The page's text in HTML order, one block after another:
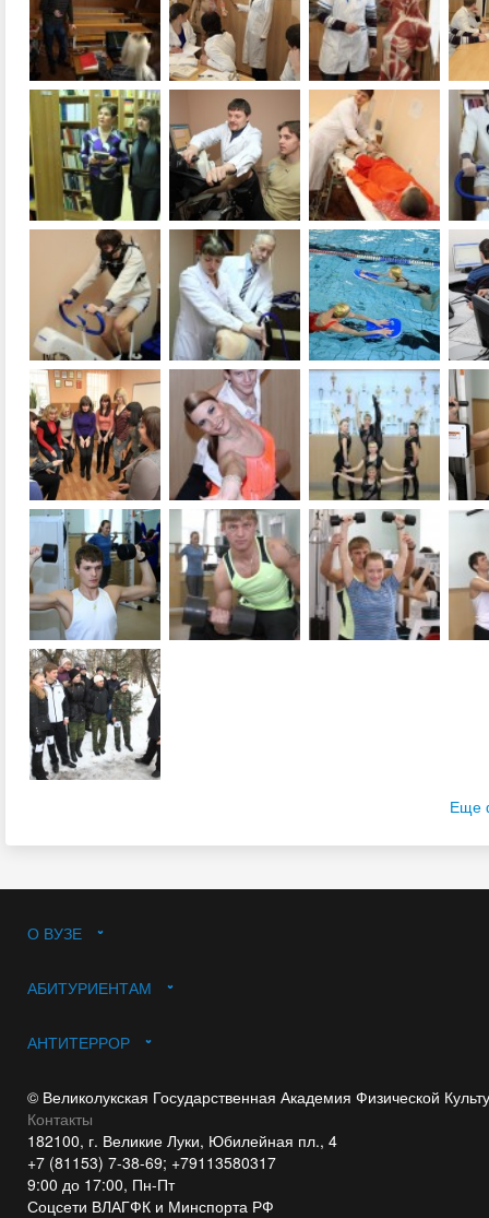
Еще
О ВУЗЕ
АБИТУРИЕНТАМ
АНТИТЕРРОР
© Великолукская Государственная Академия Физической
Контакты
182100, г. Великие Луки, Юбилейная пл., 4
+7 (81153) 7-38-69; +79113580317
9:00 до 17:00, Пн-Пт
Соцсети ВЛАГФК и Минспорта РФ